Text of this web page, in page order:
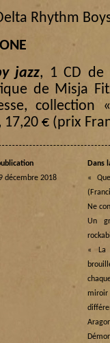
Rhythm
jazz, 1 CD de
de Misja
collection
17,20 € (prix
décembre 2018
Dans
«
Ne
Un
« La